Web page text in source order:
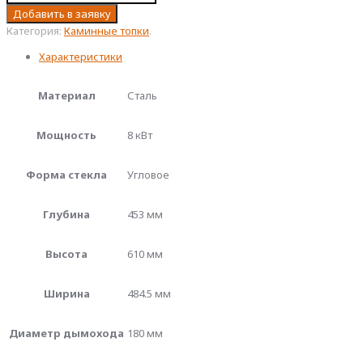
товара
Топка
BLANKA/P/BS,
справа
Добавить в заявку
Категория: Каминные топки.
Характеристики
Материал Сталь
Мощность 8 кВт
Форма стекла Угловое
Глубина 453 мм
Высота 610 мм
Ширина 484.5 мм
Диаметр дымохода 180 мм